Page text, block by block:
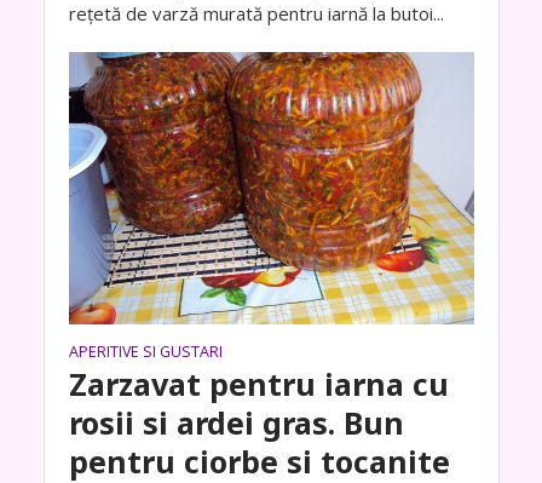
reţetă de varză murată pentru iarnă la butoi...
APERITIVE SI GUSTARI
Zarzavat pentru iarna cu
rosii si ardei gras. Bun
pentru ciorbe si tocanite